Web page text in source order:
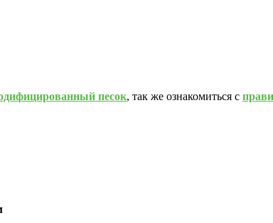
песок, так же ознакомиться с